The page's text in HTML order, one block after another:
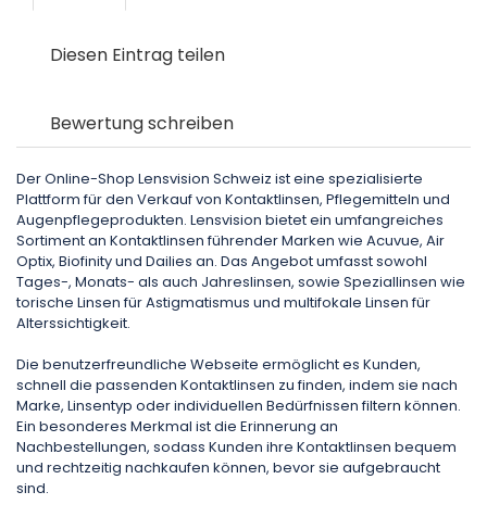
Diesen Eintrag teilen
Bewertung schreiben
Der Online-Shop Lensvision Schweiz ist eine spezialisierte
Plattform für den Verkauf von Kontaktlinsen, Pflegemitteln und
Augenpflegeprodukten. Lensvision bietet ein umfangreiches
Sortiment an Kontaktlinsen führender Marken wie Acuvue, Air
Optix, Biofinity und Dailies an. Das Angebot umfasst sowohl
Tages-, Monats- als auch Jahreslinsen, sowie Speziallinsen wie
torische Linsen für Astigmatismus und multifokale Linsen für
Alterssichtigkeit.
Die benutzerfreundliche Webseite ermöglicht es Kunden,
schnell die passenden Kontaktlinsen zu finden, indem sie nach
Marke, Linsentyp oder individuellen Bedürfnissen filtern können.
Ein besonderes Merkmal ist die Erinnerung an
Nachbestellungen, sodass Kunden ihre Kontaktlinsen bequem
und rechtzeitig nachkaufen können, bevor sie aufgebraucht
sind.